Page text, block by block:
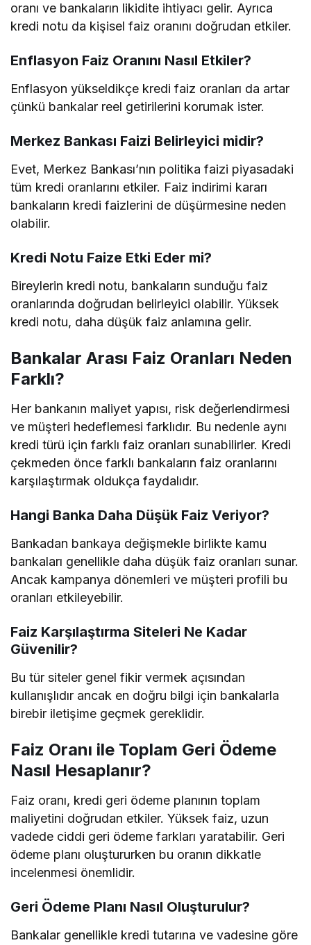
oranı ve bankaların likidite ihtiyacı gelir. Ayrıca
kredi notu da kişisel faiz oranını doğrudan etkiler.
Enflasyon Faiz Oranını Nasıl Etkiler?
Enflasyon yükseldikçe kredi faiz oranları da artar
çünkü bankalar reel getirilerini korumak ister.
Merkez Bankası Faizi Belirleyici midir?
Evet, Merkez Bankası’nın politika faizi piyasadaki
tüm kredi oranlarını etkiler. Faiz indirimi kararı
bankaların kredi faizlerini de düşürmesine neden
olabilir.
Kredi Notu Faize Etki Eder mi?
Bireylerin kredi notu, bankaların sunduğu faiz
oranlarında doğrudan belirleyici olabilir. Yüksek
kredi notu, daha düşük faiz anlamına gelir.
Bankalar Arası Faiz Oranları Neden
Farklı?
Her bankanın maliyet yapısı, risk değerlendirmesi
ve müşteri hedeflemesi farklıdır. Bu nedenle aynı
kredi türü için farklı faiz oranları sunabilirler. Kredi
çekmeden önce farklı bankaların faiz oranlarını
karşılaştırmak oldukça faydalıdır.
Hangi Banka Daha Düşük Faiz Veriyor?
Bankadan bankaya değişmekle birlikte kamu
bankaları genellikle daha düşük faiz oranları sunar.
Ancak kampanya dönemleri ve müşteri profili bu
oranları etkileyebilir.
Faiz Karşılaştırma Siteleri Ne Kadar
Güvenilir?
Bu tür siteler genel fikir vermek açısından
kullanışlıdır ancak en doğru bilgi için bankalarla
birebir iletişime geçmek gereklidir.
Faiz Oranı ile Toplam Geri Ödeme
Nasıl Hesaplanır?
Faiz oranı, kredi geri ödeme planının toplam
maliyetini doğrudan etkiler. Yüksek faiz, uzun
vadede ciddi geri ödeme farkları yaratabilir. Geri
ödeme planı oluştururken bu oranın dikkatle
incelenmesi önemlidir.
Geri Ödeme Planı Nasıl Oluşturulur?
Bankalar genellikle kredi tutarına ve vadesine göre